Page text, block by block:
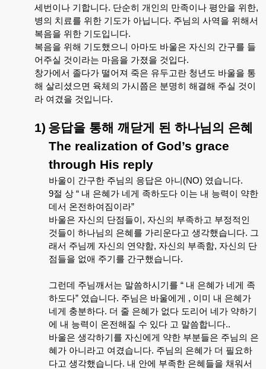
세번이나 기합니다. 단순히 개인의 만족이나 평안을 위한,
병의 치료를 위한 기도가 아닙니다. 주님의 사역을 위해서
복음을 위한 기도입니다.
복음을 위해 기도했으니 아마도 바울은 자신의 간구를 들
어주실 것이라는 마음을 가졌을 것입다.
창가에서 졸다가 떨어져 죽은 유두고란 청년도 바울을 통
해 살리셨으면 육체의 가시쯤은 분명히 해결해 주실 것이
라 여겼을 것입니다.
1) 응답을 통해 깨닫게 된 하나님의 은혜
The realization of God’s grace
through His reply
바울이 간구한 주님의 응답은 아니 (NO) 였습니다.
9절 상 “ 내 은혜가 네게 족하도다 이는 내 능력이
약한
데서 온전하여짐이라”
바울은 자신의 단점들이 , 자신의 부족하고 부정적인
것들이
하나님의 은혜를 가리운다고 생각했습니다. 그
래서 주님께 자신의 연약함, 자신의 부족함, 자신의 단
점들을 없애 주기를 간구했습니다.
그런데 주님깨서는 말씀하시기를 “ 내 은혜가 네게
족
하도다” 였습니다. 주님은 바울에게 , 이미 내 은혜가
네게
충분하다. 더 줄 은혜가 없다 도리어 네가 약하기
에
내 능력이 온전해질 수 있다 고 말씀합니다..
바울은 생각하기를 자신에게 약한 부분들은 주님의 은
혜가 아니라고 여겼습니다. 주님의 은혜가 더 필요하
다고 생각했습니다. 내 안에 부족한 은혜들을 채워서